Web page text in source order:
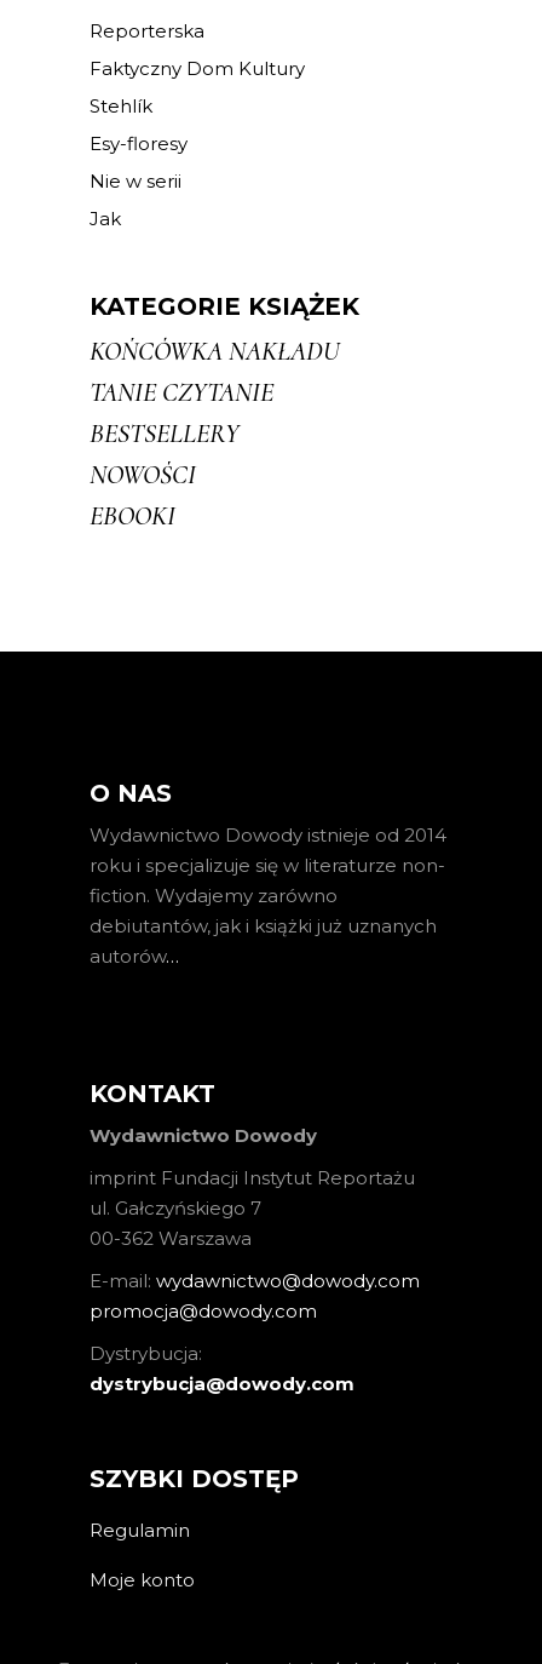
Reporterska
Faktyczny Dom Kultury
Stehlík
Esy-floresy
Nie w serii
Jak
KATEGORIE KSIĄŻEK
KOŃCÓWKA NAKŁADU
TANIE CZYTANIE
BESTSELLERY
NOWOŚCI
EBOOKI
O NAS
Wydawnictwo Dowody istnieje od 2014
roku i specjalizuje się w literaturze non-
fiction. Wydajemy zarówno
debiutantów, jak i książki już uznanych
autorów…
KONTAKT
Wydawnictwo Dowody
imprint Fundacji Instytut Reportażu
ul. Gałczyńskiego 7
00-362 Warszawa
E-mail: wydawnictwo@dowody.com
promocja@dowody.com
Dystrybucja:
dystrybucja@dowody.com
SZYBKI DOSTĘP
Regulamin
Moje konto